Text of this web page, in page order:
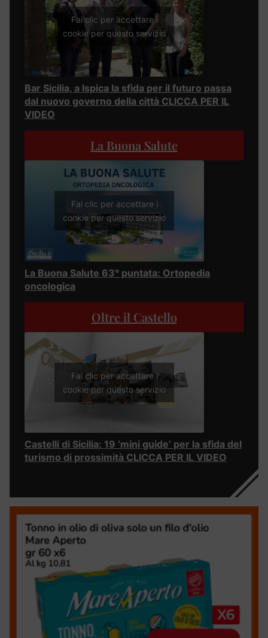
Fai clic per accettare i
cookie per questo servizio
Bar Sicilia, a Ispica la sfida per il futuro passa
dal nuovo governo della città CLICCA PER IL
VIDEO
La Buona Salute
Fai clic per accettare i
cookie per questo servizio
La Buona Salute 63° puntata: Ortopedia
oncologica
Oltre il Castello
Fai clic per accettare i
cookie per questo servizio
Castelli di Sicilia: 19 ‘mini guide’ per la sfida del
turismo di prossimità CLICCA PER IL VIDEO